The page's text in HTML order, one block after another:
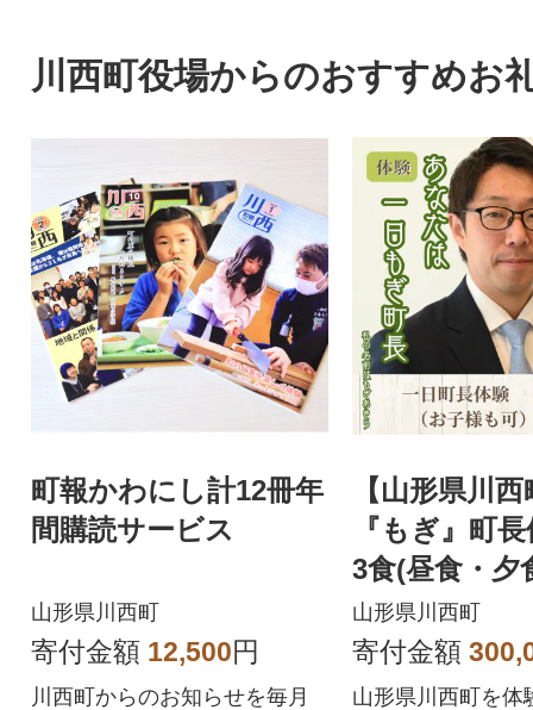
川西町役場からのおすすめお
町報かわにし計12冊年
間購読サービス
山形県川西町
寄付金額 12,500円
川西町からのお知らせを毎月
【山形県川
『もぎ』町
3食(昼食・夕
食)/1名様)
山形県川西町
寄付金額
山形県川西町を体